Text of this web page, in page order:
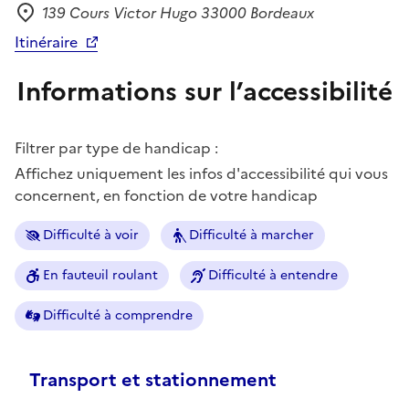
Adresse
139 Cours Victor Hugo 33000 Bordeaux
Itinéraire
Informations sur l’accessibilité
Filtrer par type de handicap :
Affichez uniquement les infos d'accessibilité qui vous
concernent, en fonction de votre handicap
Difficulté à voir Difficulté à marcher
En fauteuil roulant Difficulté à entendre
Difficulté à comprendre
Transport et stationnement